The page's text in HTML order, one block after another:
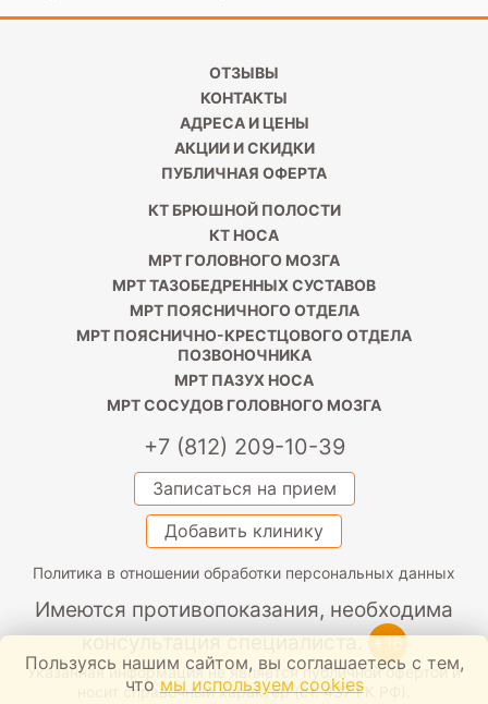
ОТЗЫВЫ
КОНТАКТЫ
АДРЕСА И ЦЕНЫ
АКЦИИ И СКИДКИ
ПУБЛИЧНАЯ ОФЕРТА
КТ БРЮШНОЙ ПОЛОСТИ
КТ НОСА
МРТ ГОЛОВНОГО МОЗГА
МРТ ТАЗОБЕДРЕННЫХ СУСТАВОВ
МРТ ПОЯСНИЧНОГО ОТДЕЛА
МРТ ПОЯСНИЧНО-КРЕСТЦОВОГО ОТДЕЛА
ПОЗВОНОЧНИКА
МРТ ПАЗУХ НОСА
МРТ СОСУДОВ ГОЛОВНОГО МОЗГА
+7 (812) 209-10-39
Записаться на прием
Добавить клинику
Политика в отношении обработки персональных данных
Имеются противопоказания, необходима
консультация специалиста. +16
Указанная информация не является публичной офертой и
носит справочный характер (ст. 437 ГК РФ).
Пользуясь нашим сайтом, вы соглашаетесь с тем,
что мы используем cookies